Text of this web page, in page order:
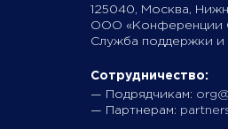
125040, Москва,
ООО «Конференции
Служба поддержки и
Сотрудничество:
— Подрядчикам:
— Партнерам: